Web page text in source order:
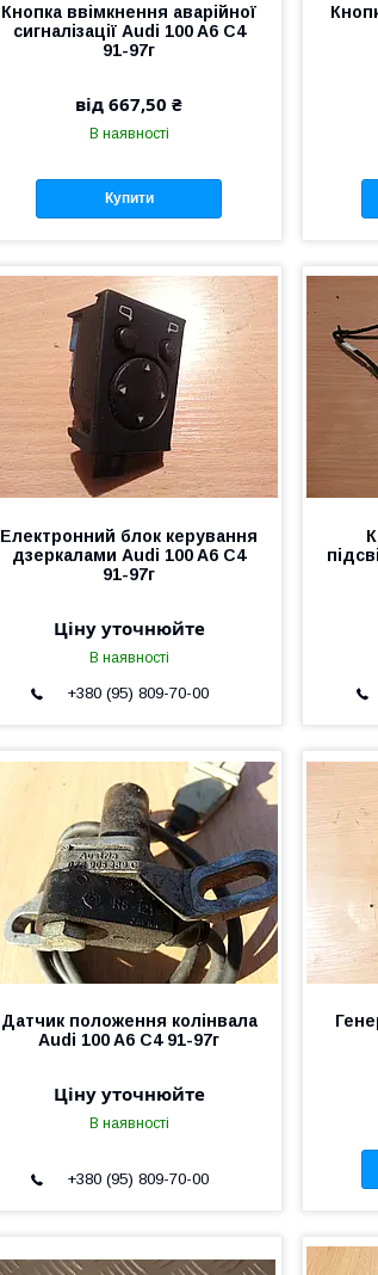
Кнопка ввімкнення аварійної
сигналізації Audi 100 A6 C4
91-97г
від 667,50 ₴
В наявності
Купити
Електронний блок керування
дзеркалами Audi 100 A6 C4
91-97г
Ціну уточнюйте
В наявності
+380 (95) 809-70-00
Датчик положення колінвала
Audi 100 A6 C4 91-97г
Ціну уточнюйте
В наявності
+380 (95) 809-70-00